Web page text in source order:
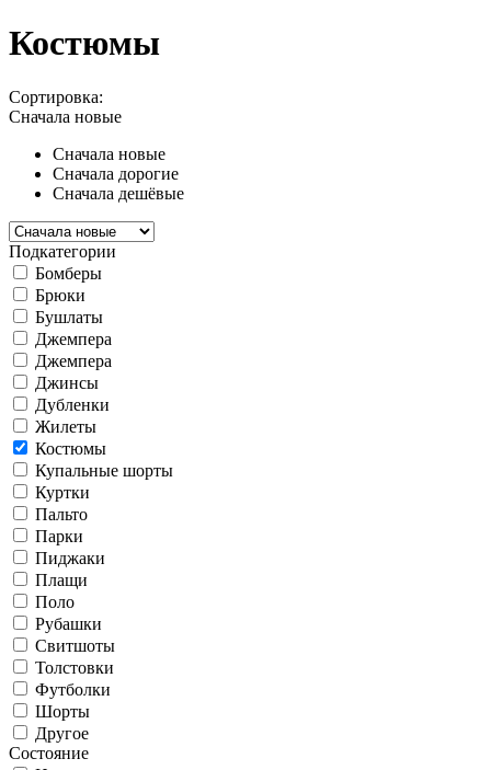
Костюмы
Сортировка:
Сначала новые
Сначала новые
Сначала дорогие
Сначала дешёвые
Подкатегории
Бомберы
Брюки
Бушлаты
Джемпера
Джемпера
Джинсы
Дубленки
Жилеты
Костюмы
Купальные шорты
Куртки
Пальто
Парки
Пиджаки
Плащи
Поло
Рубашки
Свитшоты
Толстовки
Футболки
Шорты
Другое
Состояние